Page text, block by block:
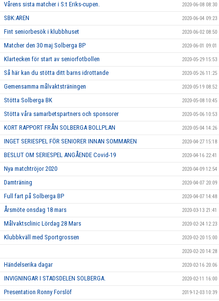
Vårens sista matcher i S:t Eriks-cupen. 2020-06-08 08:30
SBK:AREN 2020-06-04 09:23
Fint seniorbesök i klubbhuset 2020-06-02 08:50
Matcher den 30 maj Solberga BP 2020-06-01 09:01
Klartecken för start av seniorfotbollen 2020-05-29 15:53
Så här kan du stötta ditt barns idrottande 2020-05-26 11:25
Gemensamma målvaktsträningen 2020-05-19 08:52
Stötta Solberga BK 2020-05-08 10:45
Stötta våra samarbetspartners och sponsorer 2020-05-06 10:53
KORT RAPPORT FRÅN SOLBERGA BOLLPLAN 2020-05-04 14:26
INGET SERIESPEL FÖR SENIORER INNAN SOMMAREN 2020-04-27 15:18
BESLUT OM SERIESPEL ANGÅENDE Covid-19 2020-04-16 22:41
Nya matchtröjor 2020 2020-04-09 12:54
Damträning 2020-04-07 20:09
Full fart på Solberga BP 2020-04-07 14:48
Årsmöte onsdag 18 mars 2020-03-13 21:41
Målvaktsclinic Lördag 28 Mars 2020-02-24 12:23
Klubbkväll med Sportgrossen 2020-02-20 15:00
2020-02-20 14:28
Händelserika dagar 2020-02-16 20:06
INVIGNINGAR I STADSDELEN SOLBERGA. 2020-02-11 16:00
Presentation Ronny Forslöf 2019-12-03 10:39